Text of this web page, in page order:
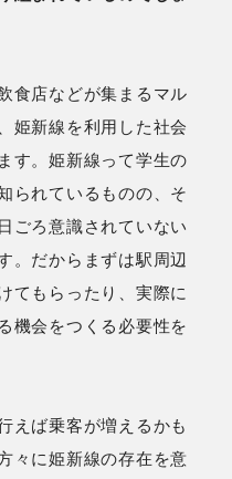
食店などが集まるマル
姫新線を利用した社会
す。姫新線って学生の
られているものの、そ
ごろ意識されていない
。だからまずは駅周辺
てもらったり、実際に
機会をつくる必要性を
ば乗客が増えるかも
々に姫新線の存在を意